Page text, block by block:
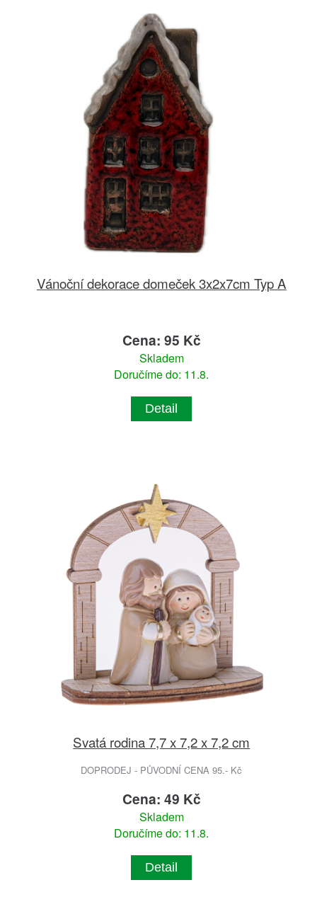
Vánoční dekorace domeček 3x2x7cm Typ A
Cena: 95 Kč
Skladem
Doručíme do: 11.8.
Detail
Svatá rodina 7,7 x 7,2 x 7,2 cm
DOPRODEJ - PŮVODNÍ CENA 95.- Kč
Cena: 49 Kč
Skladem
Doručíme do: 11.8.
Detail